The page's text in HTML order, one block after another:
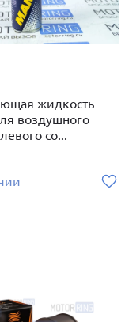
жидкость
воздушного
со...